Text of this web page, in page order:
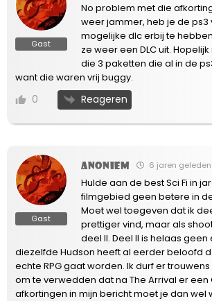
Gast
No problem met die
weer jammer, heb je de ps3
mogelijke dlc erbij te
ze weer een DLC uit.
die 3 paketten die al in de
want die waren vrij buggy.
0 Reageren
Gast
Anoniem 6 jaren geleden
Hulde aan de best Sci Fi in
filmgebied geen betere in
Moet wel toegeven dat ik
prettiger vind, maar als
deel II. Deel II is helaas geen
diezelfde Hudson heeft al eerder beloofd
echte RPG gaat worden. Ik durf er
om te verwedden dat na The Arrival er een
afkortingen in mijn bericht moet je dan wel